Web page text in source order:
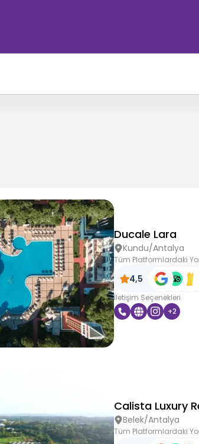
Ducale Lara
Kundu/Antalya
Tüm Platformlardaki
4,5
İletişim Seçenekleri
+2
Calista Luxury
Belek/Antalya
Tüm Platformlardaki